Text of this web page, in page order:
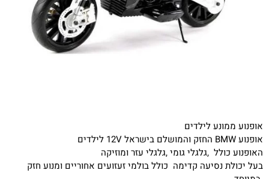
אופנוע ממונע לילדים
אופנוע BMW החזק והמושלם בישראל 12V לילדים
האופנוע כולל ,גלגלי גומי ,גלגלי עזר ומוזיקה
בעל יכולת נסיעה קדימה כולל בולמי זעזועים אחוריים ומנוע חזק